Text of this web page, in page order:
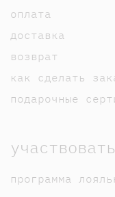
оплата
доставка
возврат
как сделать
подарочные
участвовать
программа